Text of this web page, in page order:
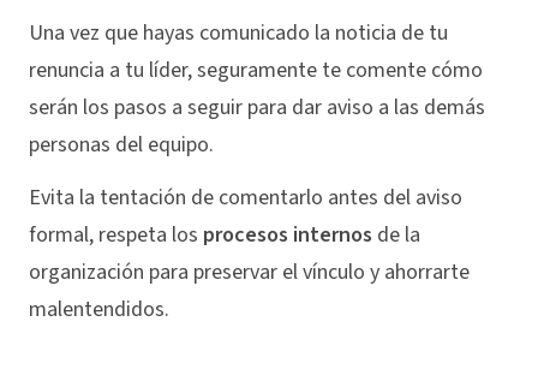
Una vez que hayas comunicado la noticia de tu
renuncia a tu líder, seguramente te comente cómo
serán los pasos a seguir para dar aviso a las demás
personas del equipo.
Evita la tentación de comentarlo antes del aviso
formal, respeta los procesos internos de la
organización para preservar el vínculo y ahorrarte
malentendidos.